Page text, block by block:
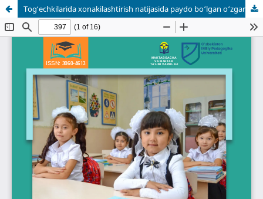
Togʻ echkilarida xonakilashtirish natijasida paydo bo‘lgan o‘zgarishlar.